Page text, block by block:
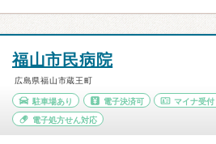
福山市民病院
広島県福山市蔵王町
駐車場あり 電子決済可 マイナ受付
電子処方せん対応